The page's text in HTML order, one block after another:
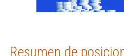
Resumen de